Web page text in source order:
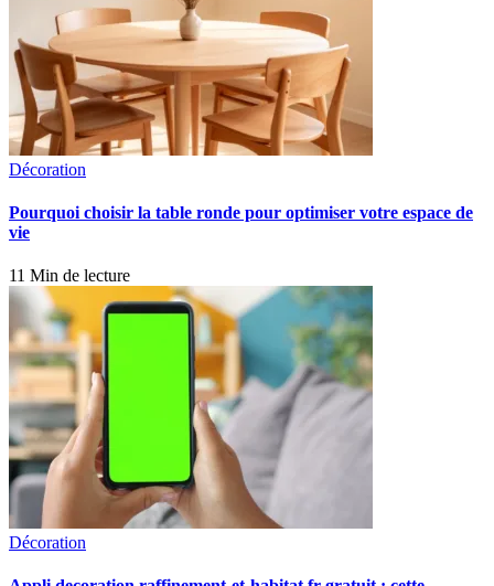
Décoration
Pourquoi choisir la table ronde pour optimiser votre espace de
vie
11 Min de lecture
Décoration